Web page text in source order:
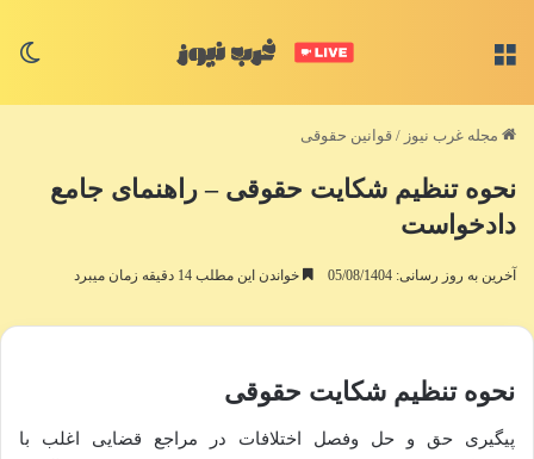
مجله غرب نیوز / قوانین حقوقی
نحوه تنظیم شکایت حقوقی – راهنمای جامع
دادخواست
آخرین به روز رسانی: 05/08/1404 خواندن این مطلب 14 دقیقه زمان میبرد
نحوه تنظیم شکایت حقوقی
پیگیری حق و حل وفصل اختلافات در مراجع قضایی اغلب با